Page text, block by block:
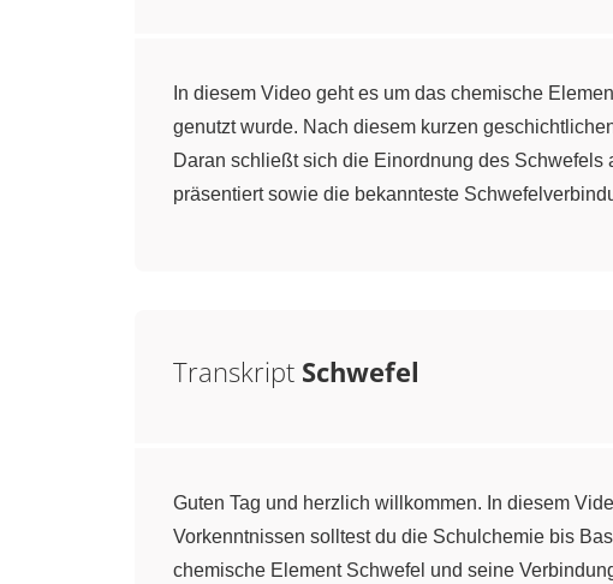
In diesem Video geht es um das chemische
genutzt wurde. Nach diesem kurzen
Daran schließt sich die Einordnung des
präsentiert sowie die bekannteste
Transkript Schwefel
Guten Tag und herzlich willkommen. In diesem
Vorkenntnissen solltest du die Schulchemie bis
chemische Element Schwefel und seine